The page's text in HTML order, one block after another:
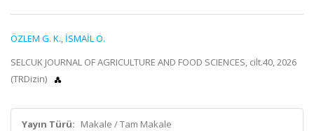
ÖZLEM G. K., İSMAİL O.
SELCUK JOURNAL OF AGRICULTURE AND FOOD SCIENCES, cilt.40, 2026
(TRDizin)
Yayın Türü: Makale / Tam Makale